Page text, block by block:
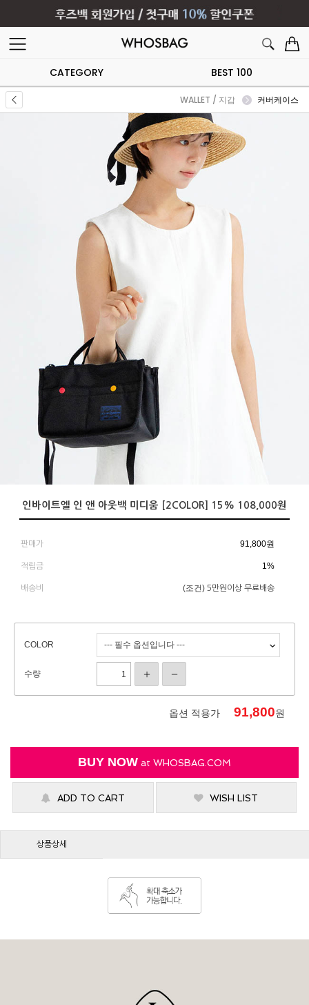
CATEGORY BEST 100
WALLET / 지갑 커버케이스
인바이트엘 인 앤 아웃백 미디움 [2COLOR] 15% 108,000원
판매가 91,800원
적립금 1%
배송비 (조건) 5만원이상 무료배송
COLOR
수량
옵션 적용가 91,800원
BUY NOW at WHOSBAG.COM
ADD TO CART WISH LIST
상품상세